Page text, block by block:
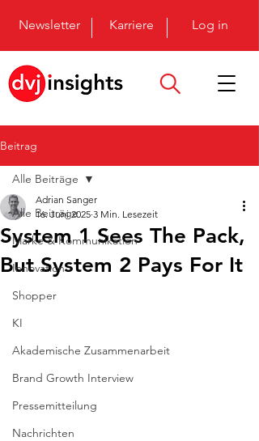
Newsletter Karriere Log in
Beitrag
Alle Beiträge
Marke & Kommunikation
Innovation
Shopper
KI
Akademische Zusammenarbeit
Brand Growth Interview
Pressemitteilung
Nachrichten
Alle Beiträge
System 1 Sees The Pack,
But System 2 Pays For It
Adrian Sanger
16. Juni 2025 3 Min. Lesezeit